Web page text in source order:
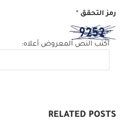
رمز التحقق *
اكتب النص المعروض أعلاه:
RELATED POSTS